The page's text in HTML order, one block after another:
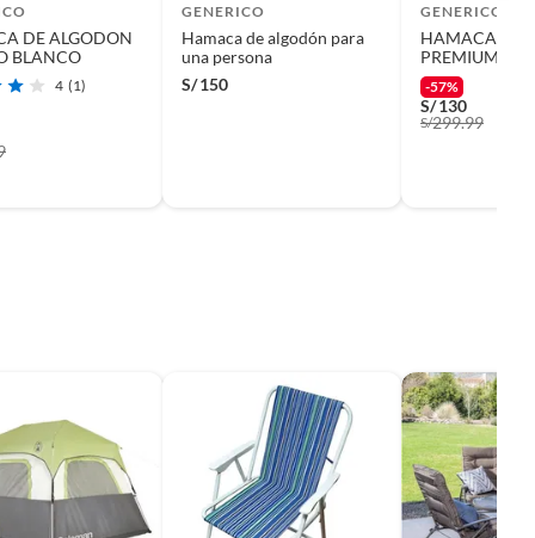
DE ALGODON
BLANCO
4 (1)
GENERICO
Hamaca de algodón para
una persona
S/150
GENERICO
HAMACA DE
PREMIUM
-57%
S/130
S/299.99